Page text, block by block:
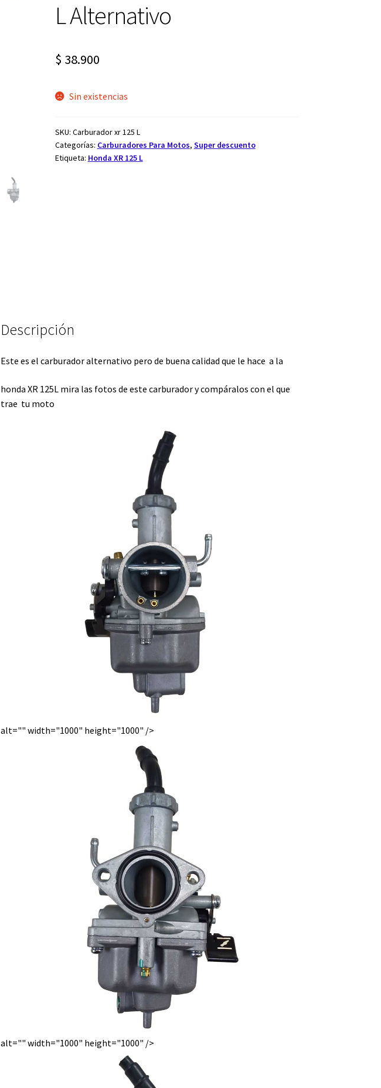
L Alternativo
$ 38.900
Sin existencias
SKU: Carburador xr 125 L
Categorías: Carburadores Para Motos, Super descuento
Etiqueta: Honda XR 125 L
Descripción
Este es el carburador alternativo pero de buena calidad que le hace a la
honda XR 125L mira las fotos de este carburador y compáralos con el que
trae tu moto
alt="" width="1000" height="1000" />
alt="" width="1000" height="1000" />